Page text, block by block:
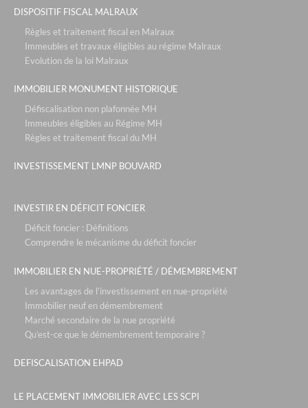
relais spa roissy - paris roissy
l'hotel d'ecquevilly - paris / versailles
défiscalisation bouvard : 4,30% + occupation
mama shelter - lyon
neozen- marseille
les ecuries du roy - fontainebleau / paris
les residences du maneges - megève
la chrysalide - décines
vue en scene - gex
la reserve- annecy
pra sainte marie - vars
patios eugenie - biarritz
roissy park - paris roissy
DISPOSITIF FISCAL MALRAUX
Règles et traitement fiscal en Malraux
Immeubles et travaux éligibles au régime Malraux
Evolution de la loi Malraux
IMMOBILIER MONUMENT HISTORIQUE
Défiscalisation non plafonnée MH
Immeubles éligibles au Régime MH
Règles et traitement fiscal du MH
INVESTISSEMENT LMNP BOUVARD
INVESTIR EN DÉFICIT FONCIER
Déficit foncier : Définitions
Comprendre le mécanisme du déficit foncier
IMMOBILIER EN NUE-PROPRIÉTÉ / DÉMEMBREMENT
Les avantages de l’investissement en nue-propriété
Immobilier neuf en démembrement
Marché secondaire de la nue propriété
Qu’est-ce que le démembrement temporaire ?
DEFISCALISATION EHPAD
LE PLACEMENT IMMOBILIER AVEC LES SCPI